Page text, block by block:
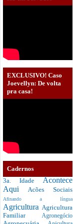
EXCLUSIVO! Caso
Joevellyn: De volta
pra casa!
Cadernos
3a. Idade Acontece
Aqui Acões Sociais
Afinando a língua
Agricultura Agricultura
Familiar Agronegócio